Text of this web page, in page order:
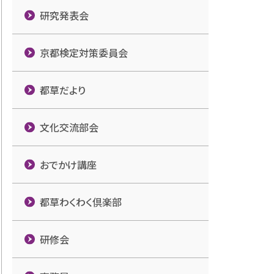
研究発表会
京都検定対策委員会
都草だより
文化交流部会
おでかけ講座
都草わくわく倶楽部
研修会